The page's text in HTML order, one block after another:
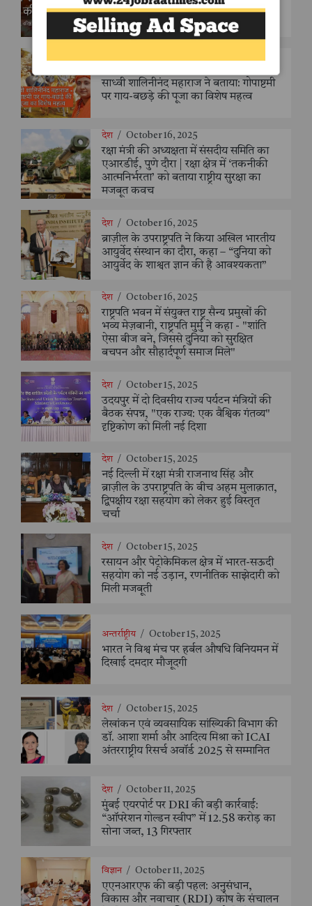
महत्वाकांक्षी योजना और उसकी चुनौतियाँ -
संजय सक्सैना
साध्वी शालिनीनंद महाराज ने बताया: गोपाष्टमी
पर गाय-बछड़े की पूजा का विशेष महत्व
देश / October 16, 2025
रक्षा मंत्री की अध्यक्षता में संसदीय समिति का
एआरडीई, पुणे दौरा | रक्षा क्षेत्र में ‘तकनीकी
आत्मनिर्भरता’ को बताया राष्ट्रीय सुरक्षा का
मजबूत कवच
देश / October 16, 2025
ब्राज़ील के उपराष्ट्रपति ने किया अखिल भारतीय
आयुर्वेद संस्थान का दौरा, कहा – “दुनिया को
आयुर्वेद के शाश्वत ज्ञान की है आवश्यकता”
देश / October 16, 2025
राष्ट्रपति भवन में संयुक्त राष्ट्र सैन्य प्रमुखों की
भव्य मेज़बानी, राष्ट्रपति मुर्मु ने कहा - "शांति
ऐसा बीज बने, जिससे दुनिया को सुरक्षित
बचपन और सौहार्दपूर्ण समाज मिले"
देश / October 15, 2025
उदयपुर में दो दिवसीय राज्य पर्यटन मंत्रियों की
बैठक संपन्न, "एक राज्य: एक वैश्विक गंतव्य"
दृष्टिकोण को मिली नई दिशा
देश / October 15, 2025
नई दिल्ली में रक्षा मंत्री राजनाथ सिंह और
ब्राज़ील के उपराष्ट्रपति के बीच अहम मुलाक़ात,
द्विपक्षीय रक्षा सहयोग को लेकर हुई विस्तृत
चर्चा
देश / October 15, 2025
रसायन और पेट्रोकेमिकल क्षेत्र में भारत-सऊदी
सहयोग को नई उड़ान, रणनीतिक साझेदारी को
मिली मजबूती
अन्तर्राष्ट्रीय / October 15, 2025
भारत ने विश्व मंच पर हर्बल औषधि विनियमन में
दिखाई दमदार मौजूदगी
देश / October 15, 2025
लेखांकन एवं व्यवसायिक सांख्यिकी विभाग की
डॉ. आशा शर्मा और आदित्य मिश्रा को ICAI
अंतरराष्ट्रीय रिसर्च अवॉर्ड 2025 से सम्मानित
देश / October 11, 2025
मुंबई एयरपोर्ट पर DRI की बड़ी कार्रवाई:
“ऑपरेशन गोल्डन स्वीप” में 12.58 करोड़ का
सोना जब्त, 13 गिरफ्तार
विज्ञान / October 11, 2025
एएनआरएफ की बड़ी पहल: अनुसंधान,
विकास और नवाचार (RDI) कोष के संचालन